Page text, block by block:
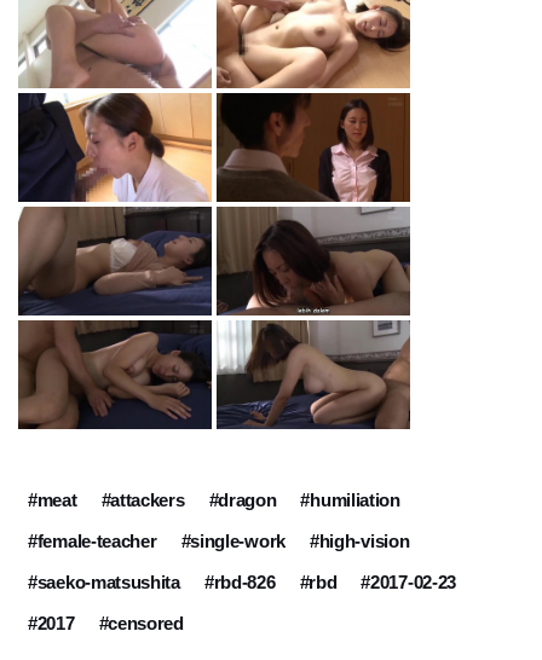
#meat #attackers #dragon
#humiliation
#female-teacher
#single-work
#high-vision
#saeko-matsushita
#rbd-826 #rbd
#2017-02-23
#2017
#censored